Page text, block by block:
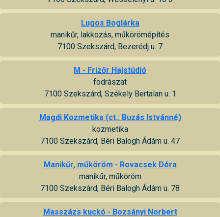
Lugos Boglárka
manikűr, lakkozás, műkörömépítés
7100 Szekszárd, Bezerédj u. 7
M - Frizőr Hajstúdió
fodrászat
7100 Szekszárd, Székely Bertalan u. 1
Magdi Kozmetika (ct.: Buzás Istvánné)
kozmetika
7100 Szekszárd, Béri Balogh Ádám u. 47
Manikűr, műköröm - Rovacsek Dóra
manikűr, műköröm
7100 Szekszárd, Béri Balogh Ádám u. 78
Masszázs kuckó - Bozsányi Norbert